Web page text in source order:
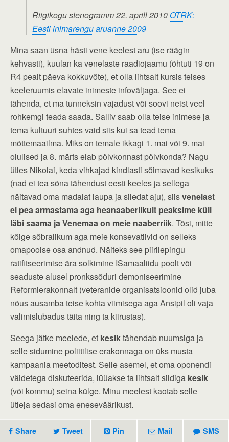
Riigikogu stenogramm 22. aprill 2010 OTRK:
Eesti inimarengu aruanne 2009
Mina saan üsna hästi vene keelest aru (ise räägin
kehvasti), kuulan ka venelaste raadiojaamu (õhtuti 19 on
R4 pealt päeva kokkuvõte), et olla lihtsalt kursis teises
keeleruumis elavate inimeste infoväljaga. See ei
tähenda, et ma tunneksin vajadust või soovi neist veel
rohkemgi teada saada. Salliv saab olla teise inimese ja
tema kultuuri suhtes vaid siis kui sa tead tema
mõttemaailma. Miks on temale ikkagi 1. mai või 9. mai
olulised ja 8. märts elab põlvkonnast põlvkonda? Nagu
ütles Nikolai, keda vihkajad kindlasti sõimavad kesikuks
(nad ei tea sõna tähendust eesti keeles ja sellega
näitavad oma madalat laupa ja siledat aju), siisvenelast
ei pea armastama aga heanaaberlikult peaksime küll
läbi saama ja Venemaa on meie naaberriik. Tõsi, mitte
kõige sõbralikum aga meie konsevatiivid on selleks
omapoolse osa andnud. Näiteks see piirilepingu
ratifitseerimise ära solkimine ISamaaliidu poolt või
seaduste alusel pronkssõduri demoniseerimine
Reformierakonnalt (veteranide organisatsioonid olid juba
nõus ausamba teise kohta viimisega aga Ansipil oli vaja
valimislubadus täita ning ta kiirustas).
Seega jätke meelede, et kesiktähendab nuumsiga ja
selle sidumine poliitilise erakonnaga on üks musta
kampaania meetoditest. Selle asemel, et oma oponendi
väidetega diskuteerida, lüüakse ta lihtsalt sildiga kesik
(või kommu) seina külge. Minu meelest kaotab selle
ütleja sedasi oma eneseväärikust.
Share Tweet Pin Mail SMS